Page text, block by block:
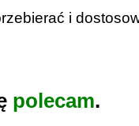
i
polecam.